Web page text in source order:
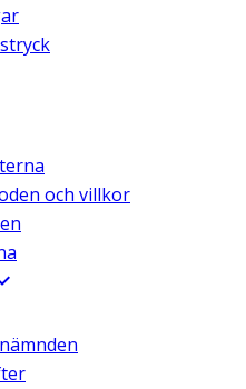
och villkor